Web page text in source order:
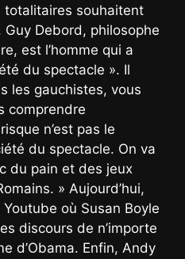
totalitaires souhaitent
Debord, philosophe
est l’homme qui a
du spectacle ». Il
les gauchistes, vous
comprendre
n’est pas le
du spectacle. On va
du pain et des jeux
» Aujourd’hui,
où Susan Boyle
discours de n’importe
d’Obama. Enfin, Andy